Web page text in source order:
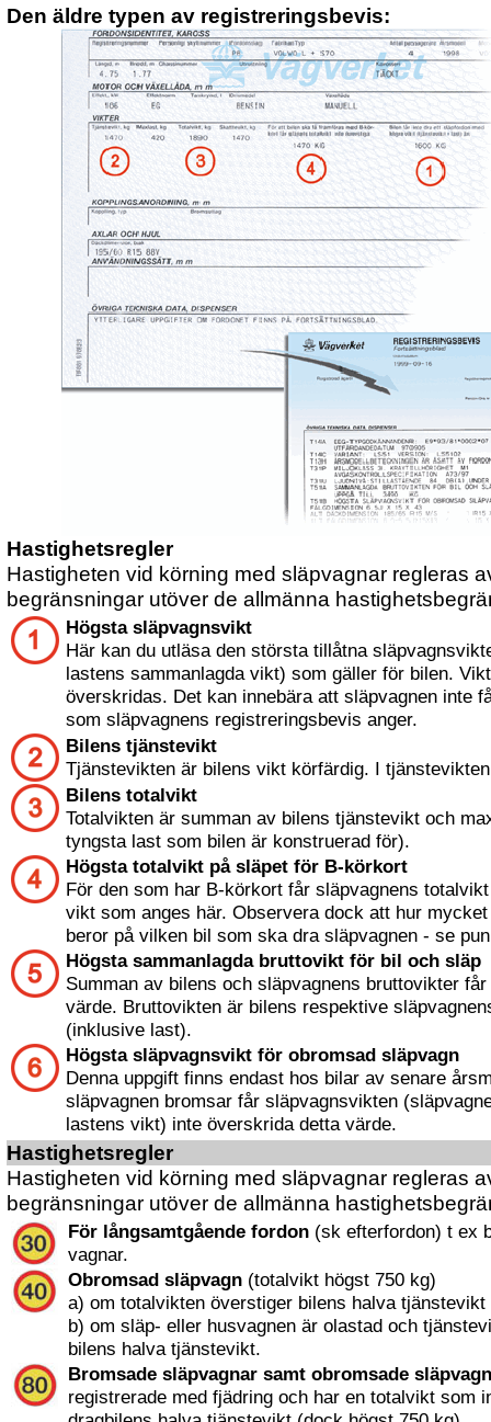
Den äldre typen av registreringsbevis:
Hastighetsregler
Hastigheten vid körning med släpvagnar regleras
begränsningar utöver de allmänna
Högsta släpvagnsvikt
Här kan du utläsa den största tillåtna
lastens sammanlagda vikt) som gäller för bilen.
överskridas. Det kan innebära att släpvagnen inte
som släpvagnens registreringsbevis anger.
Bilens tjänstevikt
Tjänstevikten är bilens vikt körfärdig. I
Bilens totalvikt
Totalvikten är summan av bilens tjänstevikt och
tyngsta last som bilen är konstruerad för).
Högsta totalvikt på släpet för B-körkort
För den som har B-körkort får släpvagnens
vikt som anges här. Observera dock att hur
beror på vilken bil som ska dra släpvagnen - se
Högsta sammanlagda bruttovikt för bil och släp
Summan av bilens och släpvagnens bruttovikter
värde. Bruttovikten är bilens respektive
(inklusive last).
Högsta släpvagnsvikt för obromsad släpvagn
Denna uppgift finns endast hos bilar av senare
släpvagnen bromsar får släpvagnsvikten
lastens vikt) inte överskrida detta värde.
Hastighetsregler
Hastigheten vid körning med släpvagnar regleras
begränsningar utöver de allmänna
För långsamtgående fordon (sk efterfordon) t ex
vagnar.
Obromsad släpvagn (totalvikt högst 750 kg)
a) om totalvikten överstiger bilens halva tjänstevikt
b) om släp- eller husvagnen är olastad och
bilens halva tjänstevikt.
Bromsade släpvagnar samt obromsade
registrerade med fjädring och har en totalvikt som